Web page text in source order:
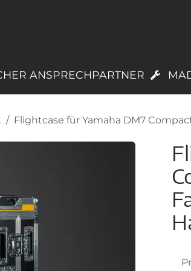
ANSPRECHPARTNER
Flightcase für Yamaha DM7